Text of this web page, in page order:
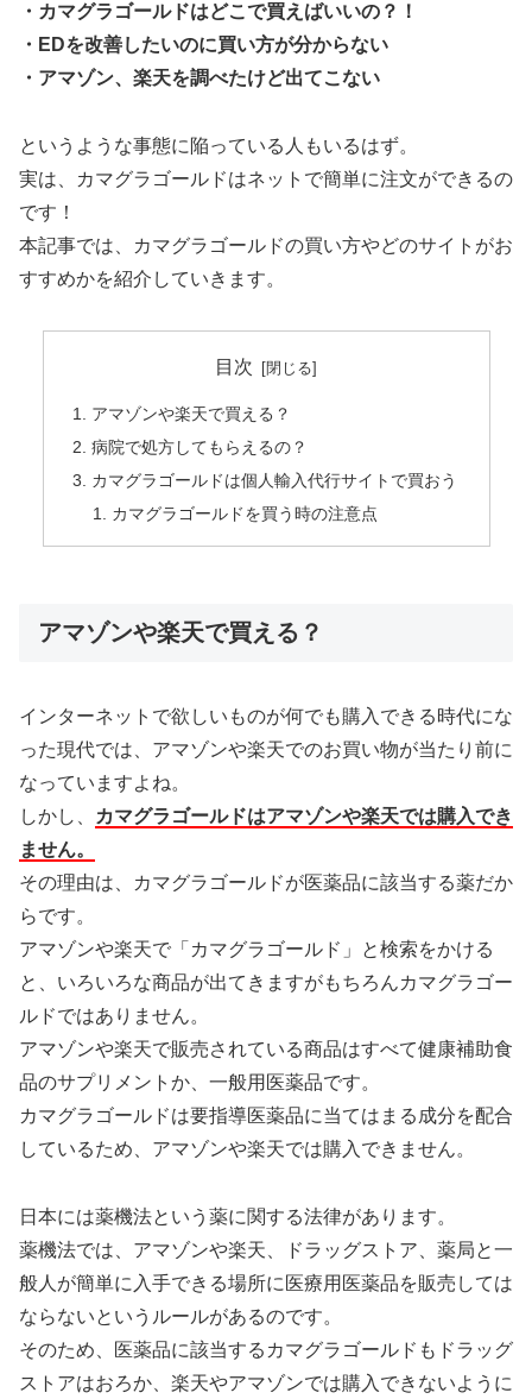
・カマグラゴールドはどこで買えばいいの？！
・EDを改善したいのに買い方が分からない
・アマゾン、楽天を調べたけど出てこない
というような事態に陥っている人もいるはず。
実は、カマグラゴールドはネットで簡単に注文ができるの
です！
本記事では、カマグラゴールドの買い方やどのサイトがお
すすめかを紹介していきます。
目次
アマゾンや楽天で買える？
病院で処方してもらえるの？
カマグラゴールドは個人輸入代行サイトで買おう
カマグラゴールドを買う時の注意点
アマゾンや楽天で買える？
インターネットで欲しいものが何でも購入できる時代にな
った現代では、アマゾンや楽天でのお買い物が当たり前に
なっていますよね。
しかし、
カマグラゴールドはアマゾンや楽天では購入でき
ません。
その理由は、カマグラゴールドが医薬品に該当する薬だか
らです。
アマゾンや楽天で「カマグラゴールド」と検索をかける
と、いろいろな商品が出てきますがもちろんカマグラゴー
ルドではありません。
アマゾンや楽天で販売されている商品はすべて健康補助食
品のサプリメントか、一般用医薬品です。
カマグラゴールドは要指導医薬品に当てはまる成分を配合
しているため、アマゾンや楽天では購入できません。
日本には薬機法という薬に関する法律があります。
薬機法では、アマゾンや楽天、ドラッグストア、薬局と一
般人が簡単に入手できる場所に医療用医薬品を販売しては
ならないというルールがあるのです。
そのため、医薬品に該当するカマグラゴールドもドラッグ
ストアはおろか、楽天やアマゾンでは購入できないように